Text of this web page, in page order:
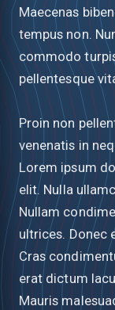
Maecenas
tempus non.
commodo
pellentesque
Proin non
venenatis in
Lorem ipsum
elit. Nulla
Nullam
ultrices. Donec
Cras
erat dictum
Mauris